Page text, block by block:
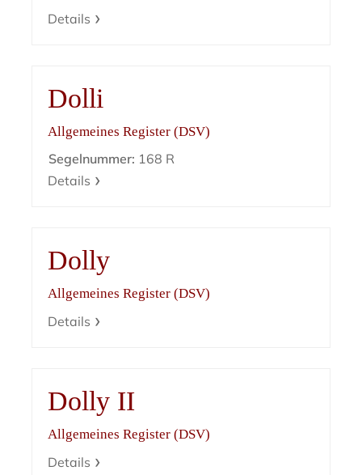
Details
Dolli
Allgemeines Register (DSV)
Segelnummer: 168 R
Details
Dolly
Allgemeines Register (DSV)
Details
Dolly II
Allgemeines Register (DSV)
Details